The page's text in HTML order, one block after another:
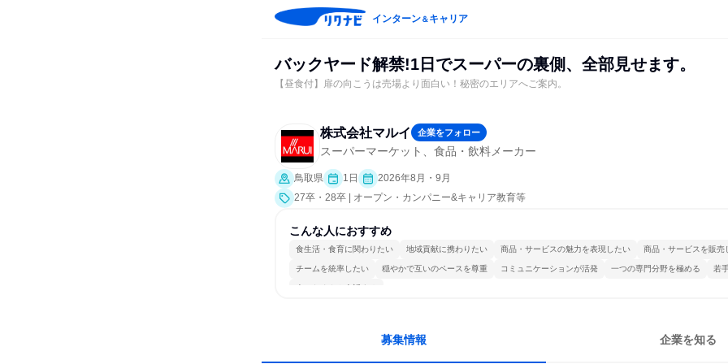
インターン＆キャリア
バックヤード解禁!1日でスーパーの裏側、全部見せます。
【昼食付】扉の向こうは売場より面白い！秘密のエリアへご案内。
株式会社マルイ 企業をフォロー
スーパーマーケット、食品・飲料メーカー
鳥取県 1日
2026年8月・9月
27卒・28卒 | オープン・カンパニー&キャリア教育等
こんな人におすすめ
食生活・食育に関わりたい 地域貢献に携わりたい 商品・サービスの魅力を表現したい 商品・サービスを販売
チームを統率したい 穏やかで互いのペースを尊重 コミュニケーションが活発 一つの専門分野を極める 若
人とたくさん会話する
募集情報 企業を知る